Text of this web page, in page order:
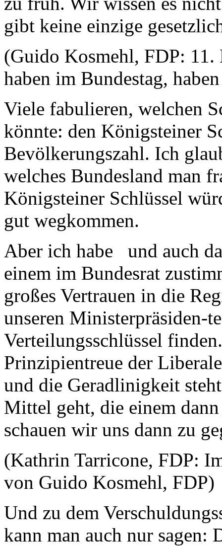
gibt keine einzige
(Guido Kosmehl, FDP:
haben im Bundestag,
Viele fabulieren, welchen
könnte: den Königsteiner
Bevölkerungszahl. Ich
welches Bundesland man
Königsteiner Schlüssel
gut wegkommen.
Aber ich habe und auch
einem im Bundesrat
großes Vertrauen in die
unseren Ministerpräsiden-
Verteilungsschlüssel
Prinzipientreue der
und die Geradlinigkeit
Mittel geht, die einem
schauen wir uns dann zu
(Kathrin Tarricone, FDP:
von Guido Kosmehl, FDP)
Und zu dem
kann man auch nur sagen: